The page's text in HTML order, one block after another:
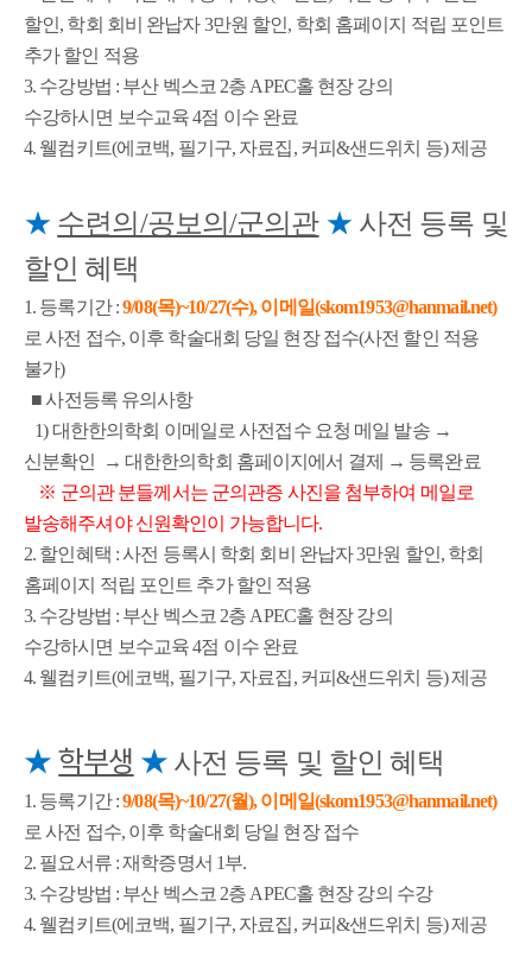
할인, 학회 회비 완납자 3만원 할인, 학회 홈페이지 적립 포인트
추가 할인 적용
3. 수강방법 : 부산 벡스코 2층 APEC홀 현장 강의
수강하시면 보수교육 4점 이수 완료
4. 웰컴키트(에코백, 필기구, 자료집, 커피&샌드위치 등) 제공
★ 수련의/공보의/군의관 ★사전 등록 및
할인 혜택
1. 등록기간 :9/08(목)~10/27(수), 이메일(skom1953@hanmail.net)
로 사전 접수, 이후 학술대회 당일 현장 접수(사전 할인 적용
불가)
■ 사전등록 유의사항
1) 대한한의학회 이메일로 사전접수 요청 메일 발송 →
신분확인 → 대한한의학회 홈페이지에서 결제 → 등록완료
※ 군의관 분들께서는 군의관증 사진을 첨부하여 메일로
발송해주셔야 신원확인이 가능합니다.
2. 할인혜택 : 사전 등록시 학회 회비 완납자 3만원 할인, 학회
홈페이지 적립 포인트 추가 할인 적용
3. 수강방법 : 부산 벡스코 2층 APEC홀 현장 강의
수강하시면 보수교육 4점 이수 완료
4. 웰컴키트(에코백, 필기구, 자료집, 커피&샌드위치 등) 제공
★학부생 ★사전 등록 및 할인 혜택
1. 등록기간 :9/08(목)~10/27(월), 이메일(skom1953@hanmail.net)
로 사전 접수, 이후 학술대회 당일 현장 접수
2. 필요서류 : 재학증명서 1부.
3. 수강방법 : 부산 벡스코 2층 APEC홀 현장 강의 수강
4. 웰컴키트(에코백, 필기구, 자료집, 커피&샌드위치 등) 제공